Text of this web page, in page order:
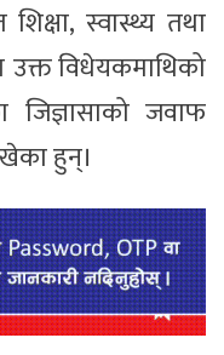
स्वास्थ्य तथा
उक्त विधेयकमाथिको
जवाफ
हुन्।